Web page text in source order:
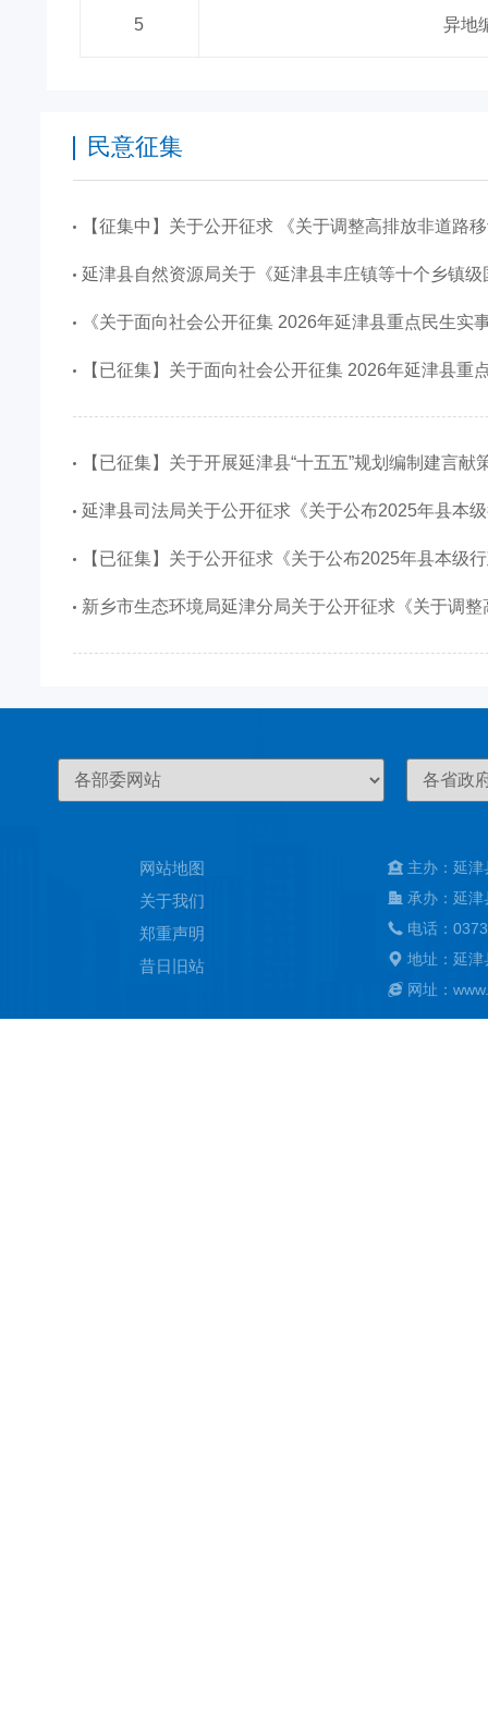
5 异地
民意征集
【征集中】关于公开征求 《关于调整高排放非道路移动机械禁用区的通告》（征求意见稿
延津县自然资源局关于《延津县丰庄镇等十个乡镇级国土空间总体规划（2021-2035年）批前公示》 意见征
《关于面向社会公开征集 2026年延津县重点民生实事的公告》的征集
【已征集】关于面向社会公开征集 2026年延津县重点民生实事
【已征集】关于开展延津县“十五五”规划编制建言献策活动
延津县司法局关于公开征求《关于公布2025年县本级行政规范性文件清理结果的决定（征求意见稿）》意见
【已征集】关于公开征求《关于公布2025年县本级行政规范性文件清理结果的决定（征求意见稿
新乡市生态环境局延津分局关于公开征求《关于调整高排放非道路移动机械禁用区的通告》（征求意见稿）意见
网站地图
关于我们
郑重声明
昔日旧站
主办：延
承办：延
电话：
地址：延
网址：